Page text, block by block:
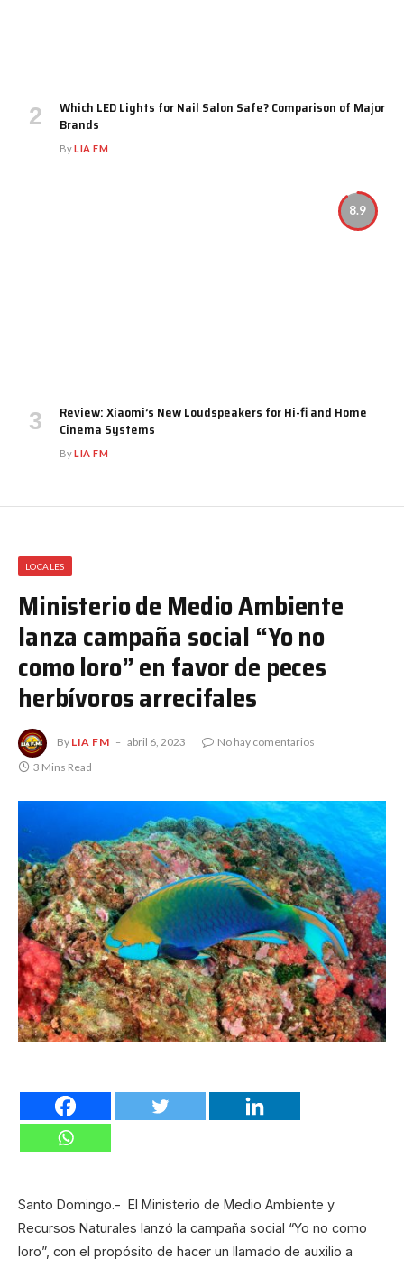
Which LED Lights for Nail Salon Safe? Comparison of Major
Brands
ByLIA FM
8.9
Review: Xiaomi’s New Loudspeakers for Hi-fi and Home
Cinema Systems
ByLIA FM
LOCALES
Ministerio de Medio Ambiente
lanza campaña social “Yo no
como loro” en favor de peces
herbívoros arrecifales
By LIA FM abril 6, 2023
No hay comentarios
3 Mins Read
Santo Domingo.- El Ministerio de Medio Ambiente y
Recursos Naturales lanzó la campaña social “Yo no como
loro”, con el propósito de hacer un llamado de auxilio a